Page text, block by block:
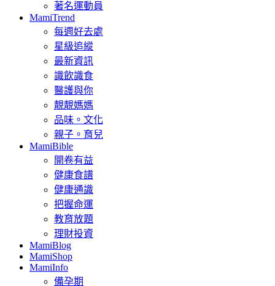
著名運動員
MamiTrend
每週好去處
星級追縱
最新資訊
識飲識食
醫護與你
靚靚媽媽
品味。文化
親子。育兒
MamiBible
開卷有益
健康食譜
健康通識
把握命運
教育放題
理財投資
MamiBlog
MamiShop
MamiInfo
備孕期